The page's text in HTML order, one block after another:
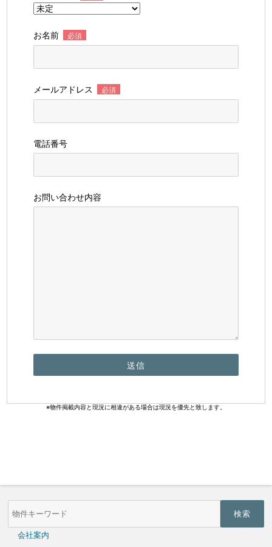
お名前 必須
メールアドレス 必須
電話番号
お問い合わせ内容
※物件掲載内容と現況に相違がある場合は現況を優先と致します。
物
件
会社案内